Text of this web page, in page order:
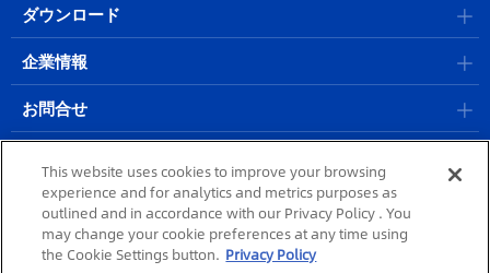
ダウンロード
企業情報
お問合せ
サイトポリシー | プライバシーポリシー | 個人情報保護方針
MORITEX Corporation
This website uses cookies to improve your browsing
experience and for analytics and metrics purposes as
outlined and in accordance with our Privacy Policy . You
may change your cookie preferences at any time using
the Cookie Settings button. Privacy Policy